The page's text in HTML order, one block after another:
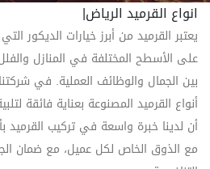
انواع القرميد الرياض|
يعتبر القرميد من أبرز خيارات الديكور
على الأسطح المختلفة في المنازل
بين الجمال والوظائف العملية. في
أنواع القرميد المصنوعة بعناية فائقة
أن لدينا خبرة واسعة في تركيب القرميد
مع الذوق الخاص لكل عميل، مع ضمان